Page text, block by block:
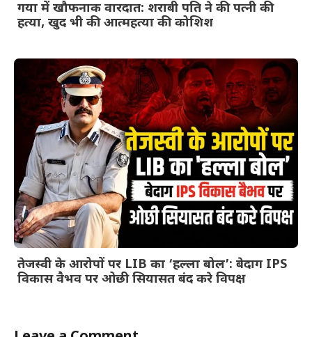
गया में खौफनाक वारदात: शराबी पति ने की पत्नी की
हत्या, खुद भी की आत्महत्या की कोशिश
तेजस्वी के आरोपों पर LIB का ‘हल्ला बोल’: बेदाग IPS
विकास वैभव पर ओछी सियासत बंद करे विपक्ष